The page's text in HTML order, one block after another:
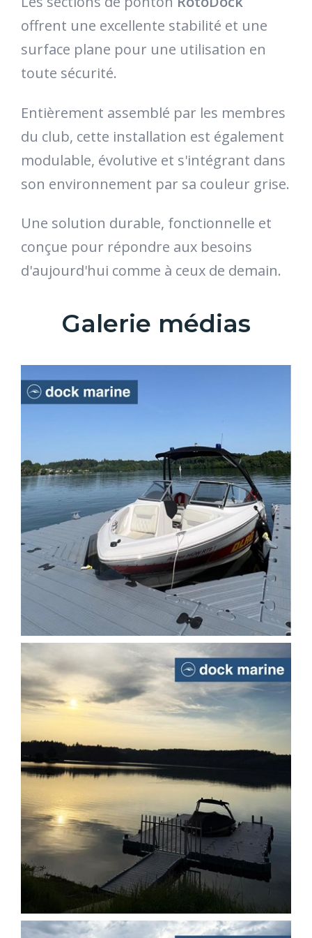
offrent une excellente stabilité et une
surface plane pour une utilisation en
toute sécurité.
Entièrement assemblé par les membres
du club, cette installation est également
modulable, évolutive et s'intégrant dans
son environnement par sa couleur grise.
Une solution durable, fonctionnelle et
conçue pour répondre aux besoins
d'aujourd'hui comme à ceux de demain.
Galerie médias